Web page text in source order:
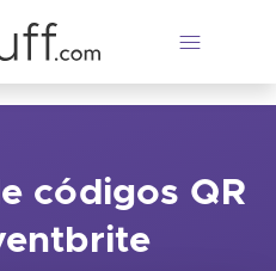
códigos QR